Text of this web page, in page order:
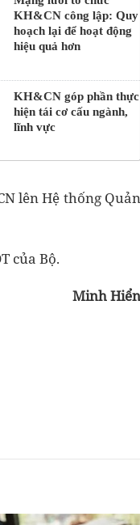
KH&CN công lập: Quy
hoạch lại để hoạt động
hiệu quả hơn
KH&CN góp phần thực
hiện tái cơ cấu ngành,
lĩnh vực
lên Hệ thống Quản
của Bộ.
Minh Hiển